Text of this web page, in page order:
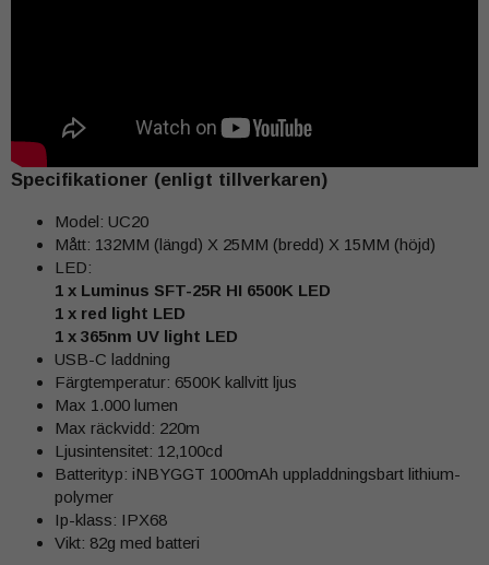
Specifikationer (enligt tillverkaren)
Model: UC20
Mått: 132MM (längd) X 25MM (bredd) X 15MM (höjd)
LED:
1 x Luminus SFT-25R HI 6500K LED
1 x red light LED
1 x 365nm UV light LED
USB-C laddning
Färgtemperatur: 6500K kallvitt ljus
Max 1.000 lumen
Max räckvidd: 220m
Ljusintensitet: 12,100cd
Batterityp: iNBYGGT 1000mAh uppladdningsbart lithium-
polymer
Ip-klass: IPX68
Vikt: 82g med batteri